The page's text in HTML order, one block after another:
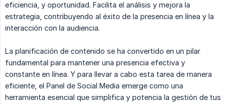
eficiencia, y oportunidad. Facilita el análisis y mejora la
estrategia, contribuyendo al éxito de la presencia en línea y la
interacción con la audiencia.
La planificación de contenido se ha convertido en un pilar
fundamental para mantener una presencia efectiva y
constante en línea. Y para llevar a cabo esta tarea de manera
eficiente, el Panel de Social Media emerge como una
herramienta esencial que simplifica y potencia la gestión de tus